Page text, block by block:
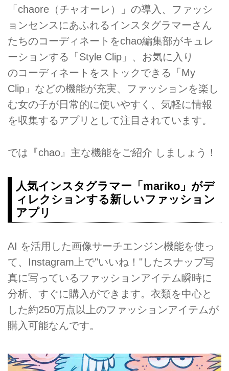
「chaore（チャオーレ）」の導入、ファッシ
ョンセンスにあふれるインスタグラマーさん
たちのコーディネートをchao編集部がキュレ
ーションする「Style Clip」、お気に入り
のコーディネートをストックできる「My
Clip」などの機能が充実、ファッションを楽し
む女の子が日常的に使いやすく、気軽に情報
を収集するアプリとして注目されています。
では『chao』主な機能をご紹介 しましょう！
人気インスタグラマー「mariko」がデ
ィレクションする新しいファッション
アプリ
AI を活用した画像サーチエンジン機能を使っ
て、Instagram上で"いいね！"したスナップ写
真に写っているファッションアイテム瞬時に
分析、すぐに購入ができます。衣類を中心と
した約250万点以上のファッションアイテムが
購入可能なんです。